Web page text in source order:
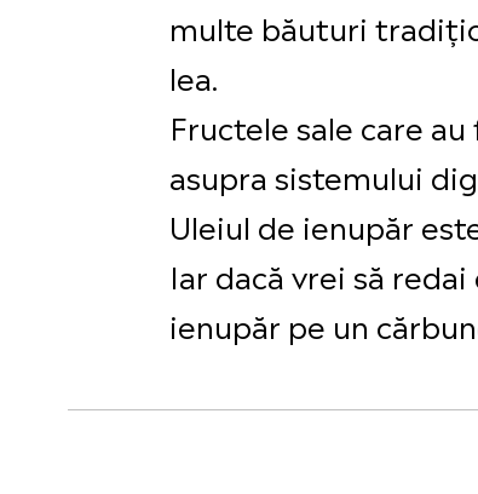
multe băuturi
lea.
Fructele sale care
asupra sistemului
Uleiul de ienupăr
Iar dacă vrei să
ienupăr pe un